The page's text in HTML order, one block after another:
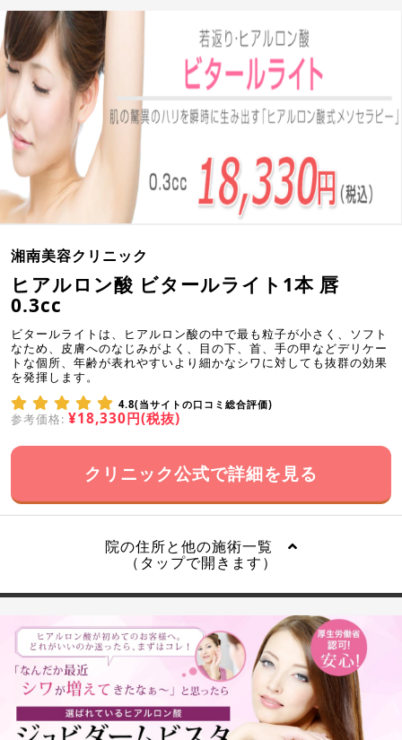
湘南美容クリニック
ヒアルロン酸 ビタールライト1本 唇
0.3cc
ビタールライトは、ヒアルロン酸の中で最も粒子が小さく、ソフト
なため、皮膚へのなじみがよく、目の下、首、手の甲などデリケー
トな個所、年齢が表れやすいより細かなシワに対しても抜群の効果
を発揮します。
4.8(当サイトの口コミ総合評価)
参考価格: ¥18,330円(税抜)
クリニック公式で詳細を見る
院の住所と他の施術一覧
（タップで開きます）